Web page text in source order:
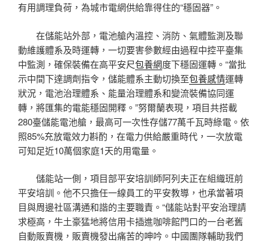
有用調理負荷，為城市電網供給靠得住的“穩固器”。
在儲能站外部，電池艙內溫控、消防、氣體監測及聯
動維護體系及時運轉，一切要害參數經由過程中控平臺集
中監測，確保裝備在高平安尺包養網度下穩固運轉。“當批
示中間下達調劑指令，儲能體系主動切換至包養感情運轉
狀況，電池治理體系、能量治理體系和變流裝備協同運
轉，將匯集的電能穩固開釋。”努爾蘭表現，項目共搭載
280臺儲能電池艙，最高可一次性存儲77萬千瓦時綠電。依
照85%充放電效力斟酌，在電力供給嚴重時代，一次放電
可知足近10萬個家庭1天的用電量。
儲能站一側，項目部平安培訓師阿列夫正在組織班前
平安培訓。他不只擔任一線員工的平安教導，也承當著項
目與周邊社區溝通和諧的主要職責。“儲能站對平安治理請
求極高，牛土豪猛地將信用卡插進咖啡館門口的一台老舊
自動販賣機，販賣機發出痛苦的呻吟。中國團隊輔助我們